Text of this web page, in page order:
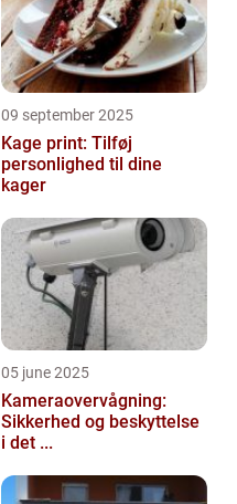
09 september 2025
Kage print: Tilføj
personlighed til dine
kager
05 june 2025
Kameraovervågning:
Sikkerhed og beskyttelse
i det ...